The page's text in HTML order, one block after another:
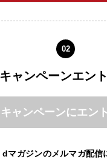
02
キャンペーンエン
キャンペーンにエン
dマガジンのメルマガ配信